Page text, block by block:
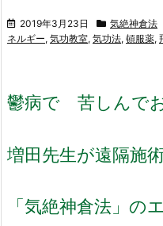
2019年3月23日 気絶神倉法
ネルギー, 気功教室, 気功法, 頓服薬,
鬱病で 苦しんで
増田先生が遠隔施
「気絶神倉法」の